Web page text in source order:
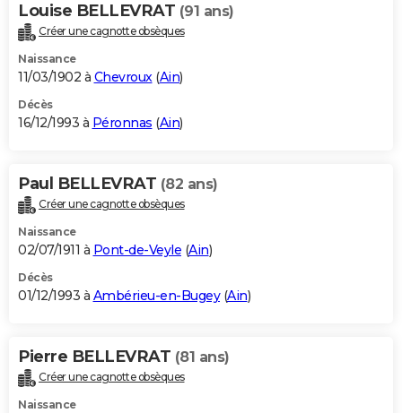
Louise BELLEVRAT (91 ans)
Créer une cagnotte obsèques
Naissance
11/03/1902 à Chevroux(Ain)
Décès
16/12/1993 à Péronnas (Ain)
Paul BELLEVRAT (82 ans)
Créer une cagnotte obsèques
Naissance
02/07/1911 à Pont-de-Veyle (Ain)
Décès
01/12/1993 à Ambérieu-en-Bugey(Ain)
Pierre BELLEVRAT (81 ans)
Créer une cagnotte obsèques
Naissance